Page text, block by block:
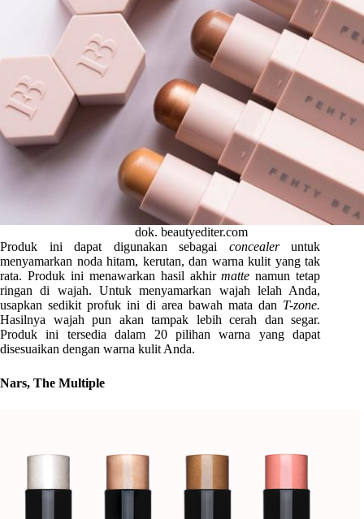
dok. beautyediter.com
Produk ini dapat digunakan sebagai concealeruntuk
menyamarkan noda hitam, kerutan, dan warna kulit yang tak
rata. Produk ini menawarkan hasil akhirmattenamun tetap
ringan di wajah. Untuk menyamarkan wajah lelah Anda,
usapkan sedikit profuk ini di area bawah mata dan T-zone.
Hasilnya wajah pun akan tampak lebih cerah dan segar.
Produk ini tersedia dalam 20 pilihan warna yang dapat
disesuaikan dengan warna kulit Anda.
Nars, The Multiple